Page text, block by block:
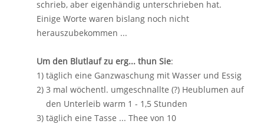
schrieb, aber eigenhändig unterschrieben hat.
Einige Worte waren bislang noch nicht
herauszubekommen ...
Um den Blutlauf zu erg... thun Sie:
1) täglich eine Ganzwaschung mit Wasser und Essig
2) 3 mal wöchentl. umgeschnallte (?) Heublumen auf
den Unterleib warm 1 - 1,5 Stunden
3) täglich eine Tasse ... Thee von 10